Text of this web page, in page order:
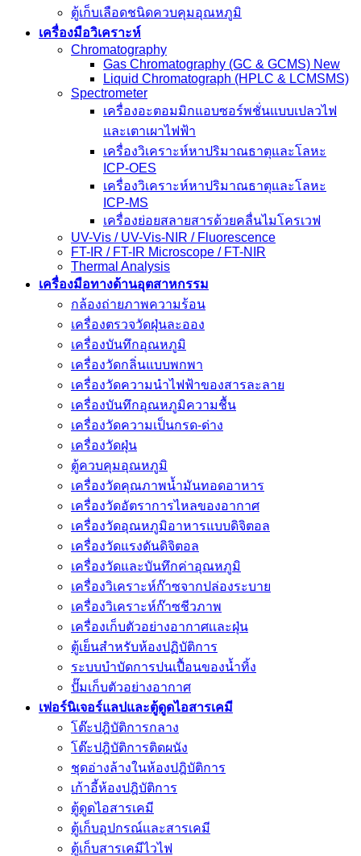
ตู้เก็บเลือดชนิดควบคุมอุณหภูมิ
เครื่องมือวิเคราะห์
Chromatography
Gas Chromatography (GC & GCMS) New
Liquid Chromatograph (HPLC & LCMSMS)
Spectrometer
เครื่องอะตอมมิกแอบซอร์พชั่นแบบเปลวไฟ
และเตาเผาไฟฟ้า
เครื่องวิเคราะห์หาปริมาณธาตุและโลหะ
ICP-OES
เครื่องวิเคราะห์หาปริมาณธาตุและโลหะ
ICP-MS
เครื่องย่อยสลายสารด้วยคลื่นไมโครเวฟ
UV-Vis / UV-Vis-NIR / Fluorescence
FT-IR / FT-IR Microscope / FT-NIR
Thermal Analysis
เครื่องมือทางด้านอุตสาหกรรม
กล้องถ่ายภาพความร้อน
เครื่องตรวจวัดฝุ่นละออง
เครื่องบันทึกอุณหภูมิ
เครื่องวัดกลิ่นแบบพกพา
เครื่องวัดความนําไฟฟ้าของสารละลาย
เครื่องบันทึกอุณหภูมิความชื้น
เครื่องวัดความเป็นกรด-ด่าง
เครื่องวัดฝุ่น
ตู้ควบคุมอุณหภูมิ
เครื่องวัดคุณภาพน้ำมันทอดอาหาร
เครื่องวัดอัตราการไหลของอากาศ
เครื่องวัดอุณหภูมิอาหารแบบดิจิตอล
เครื่องวัดแรงดันดิจิตอล
เครื่องวัดและบันทึกค่าอุณหภูมิ
เครื่องวิเคราะห์ก๊าซจากปล่องระบาย
เครื่องวิเคราะห์ก๊าซชีวภาพ
เครื่องเก็บตัวอย่างอากาศเเละฝุ่น
ตู้เย็นสำหรับห้องปฏิบัติการ
ระบบบำบัดการปนเปื้อนของน้ำทิ้ง
ปั๊มเก็บตัวอย่างอากาศ
เฟอร์นิเจอร์แลปและตู้ดูดไอสารเคมี
โต๊ะปฎิบัติการกลาง
โต๊ะปฎิบัติการติดผนัง
ชุดอ่างล้างในห้องปฎิบัติการ
เก้าอี้ห้องปฎิบัติการ
ตู้ดูดไอสารเคมี
ตู้เก็บอุปกรณ์เเละสารเคมี
ตู้เก็บสารเคมีไวไฟ